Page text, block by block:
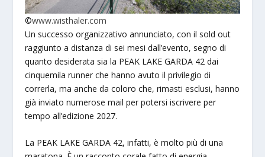
©www.wisthaler.com
Un successo organizzativo annunciato, con il sold out
raggiunto a distanza di sei mesi dall’evento, segno di
quanto desiderata sia la PEAK LAKE GARDA 42 dai
cinquemila runner che hanno avuto il privilegio di
correrla, ma anche da coloro che, rimasti esclusi, hanno
già inviato numerose mail per potersi iscrivere per
tempo all’edizione 2027.
La PEAK LAKE GARDA 42, infatti, è molto più di una